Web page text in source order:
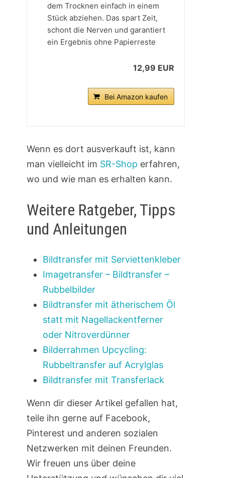
dem Trocknen einfach in einem
Stück abziehen. Das spart Zeit,
schont die Nerven und garantiert
ein Ergebnis ohne Papierreste
12,99 EUR
Bei Amazon kaufen
Wenn es dort ausverkauft ist, kann
man vielleicht im SR-Shop erfahren,
wo und wie man es erhalten kann.
Weitere Ratgeber, Tipps
und Anleitungen
Bildtransfer mit Serviettenkleber
Imagetransfer – Bildtransfer –
Rubbelbilder
Bildtransfer mit ätherischem Öl
statt mit Nagellackentferner
oder Nitroverdünner
Bilderrahmen Upcycling:
Rubbeltransfer auf Acrylglas
Bildtransfer mit Transferlack
Wenn dir dieser Artikel gefallen hat,
teile ihn gerne auf Facebook,
Pinterest und anderen sozialen
Netzwerken mit deinen Freunden.
Wir freuen uns über deine